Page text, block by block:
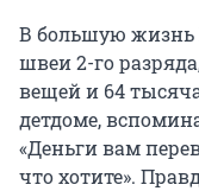
В большую
швеи 2-го
вещей и 64
детдоме,
«Деньги вам
что хотите».